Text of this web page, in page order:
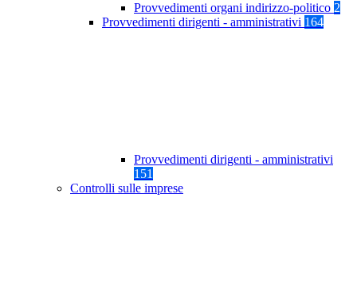
Provvedimenti organi indirizzo-politico 2
Provvedimenti dirigenti - amministrativi 164
Provvedimenti dirigenti - amministrativi
151
Controlli sulle imprese